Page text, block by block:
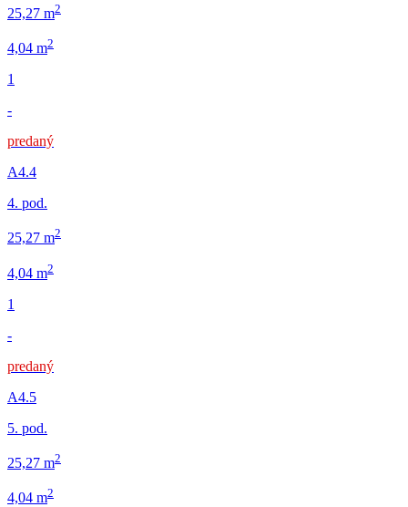
25,27 m2
4,04 m2
1
-
predaný
A4.4
4. pod.
25,27 m2
4,04 m2
1
-
predaný
A4.5
5. pod.
25,27 m2
4,04 m2